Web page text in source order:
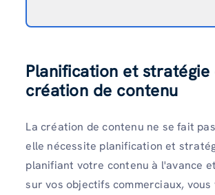
Planification et stratégie
création de contenu
La création de contenu ne se fait
elle nécessite planification et
planifiant votre contenu à l'avance
sur vos objectifs commerciaux, vous